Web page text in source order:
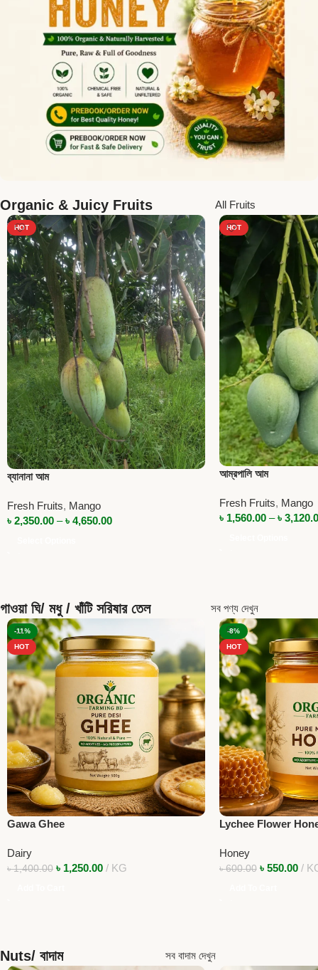
Organic & Juicy Fruits All Fruits
HOT
ব্যানানা আম
Fresh Fruits, Mango
৳ 2,350.00 – ৳ 4,650.00
HOT
আম্রপালি আম
Fresh Fruits, Mango
৳ 1,560.00 – ৳
গাওয়া ঘি/ মধু / খাঁটি সরিষার তেল সব পণ্য দেখুন
-11%
HOT
Gawa Ghee
Dairy
৳1,400.00 ৳ 1,250.00 KG
-8%
HOT
Lychee Flower
Honey
৳600.00 ৳ 550.00
Nuts/ বাদাম সব বাদাম দেখুন